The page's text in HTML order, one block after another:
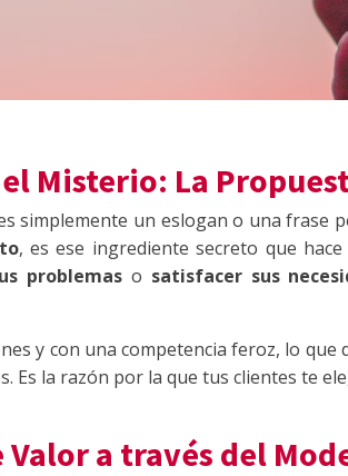
Misterio: La
simplemente un eslogan o una frase
, es ese ingrediente secreto que
problemas o satisfacer sus
y con una competencia feroz, lo
Es la razón por la que tus clientes te
Valor a través del